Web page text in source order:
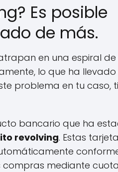
Es posible
de más.
en una espiral
lo que ha llevado
problema en tu caso,
bancario que ha
revolving. Estas
compras mediante